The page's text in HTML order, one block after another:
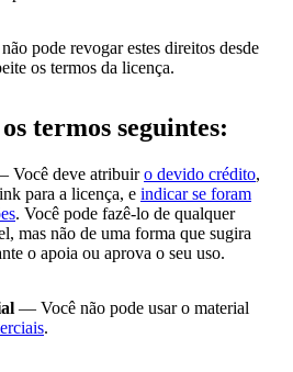
pode revogar estes direitos desde
os termos da licença.
termos seguintes:
Você deve atribuiro devido crédito,
para a licença, e indicar se foram
. Você pode fazê-lo de qualquer
mas não de uma forma que sugira
o apoia ou aprova o seu uso.
— Você não pode usar o material
.